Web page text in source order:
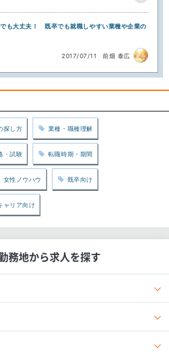
も大丈夫！ 既卒でも就職しやすい業種や企業の
2017/07/11 前畑 泰広
探し方 業種・職種理解
・試験 転職時期・期間
女性ノウハウ 既卒向け
ャリア向け
務地から求人を探す